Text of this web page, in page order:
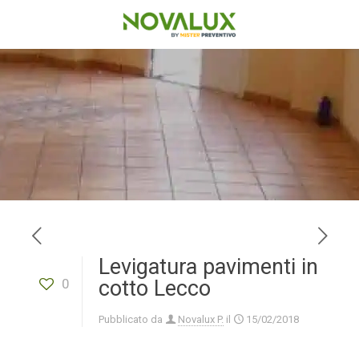
0
Levigatura pavimenti in
cotto Lecco
Pubblicato da Novalux P. il 15/02/2018